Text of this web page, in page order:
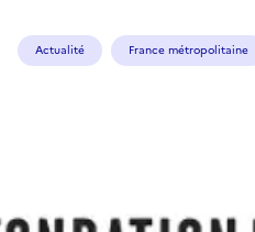
Actualité France métropolitaine